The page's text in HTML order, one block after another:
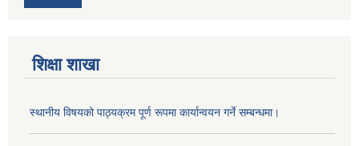
शिक्षा शाखा
स्थानीय विषयको पाठ्यक्रम पूर्ण रूपमा कार्यान्वयन गर्ने सम्बन्धमा।